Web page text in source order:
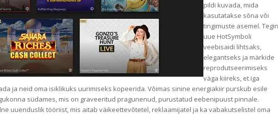
pildi kuvada, mida
kasutatakse sõna või
tingimuste asemel. Tegin
uue HotSymboli
veebisaidi lihtsaks,
elegantseks ja märkide
reprodutseerimiseks
väga kiireks, et iga
ja neid oma isiklikuks uurimiseks kopeerida. Võimas sinine energiakiir purskub esile
südames, mis on graveeritud pragunenud, purustatud eebenipuust pinnale.
uuenduslik tööriist, mis aitab väikeettevõtetel, reklaamijatel ja ka vabakutselistel oma